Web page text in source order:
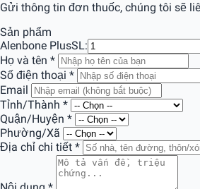
Gửi thông tin đơn thuốc, chúng tôi sẽ
Sản phẩm
Alenbone PlusSL:
Họ và tên *
Số điện thoại *
Email
Tỉnh/Thành *
Quận/Huyện *
Phường/Xã
Địa chỉ chi tiết *